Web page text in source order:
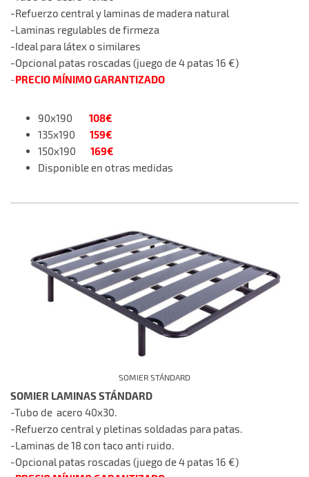
-Refuerzo central y laminas de madera natural
-Laminas regulables de firmeza
-Ideal para látex o similares
-Opcional patas roscadas (juego de 4 patas 16 €)
-PRECIO MÍNIMO GARANTIZADO
90x190 108€
135x190 159€
150x190 169€
Disponible en otras medidas
SOMIER STÁNDARD
SOMIER LAMINAS STÁNDARD
-Tubo de acero 40x30.
-Refuerzo central y pletinas soldadas para patas.
-Laminas de 18 con taco anti ruido.
-Opcional patas roscadas (juego de 4 patas 16 €)